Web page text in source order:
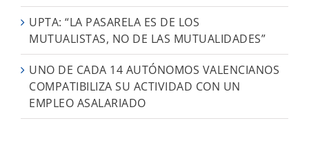
UPTA: “LA PASARELA ES DE LOS
MUTUALISTAS, NO DE LAS MUTUALIDADES”
UNO DE CADA 14 AUTÓNOMOS VALENCIANOS
COMPATIBILIZA SU ACTIVIDAD CON UN
EMPLEO ASALARIADO